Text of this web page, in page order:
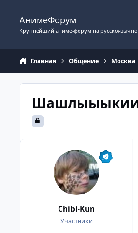
АнимеФорум
Крупнейший аниме-форум на
Главная Общение Москва
Шашлыыыкии
Chibi-Kun
Участники